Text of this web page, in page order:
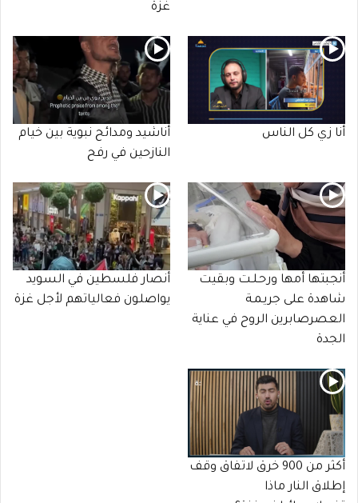
غزة
أنا زي كل الناس
أناشيد ومدائح نبوية بين خيام
النازحين في رفح
أنجبتها أمها ورحـلـت وبقيت
شاهدة على جريـمـة
العصرصابرين الروح في عناية
الجدة
أنصار فلسطين في السويد
يواصلون فعالياتهم لأجل غزة
أكثر من 900 خرق لاتفاق وقف
إطلاق النار ماذا